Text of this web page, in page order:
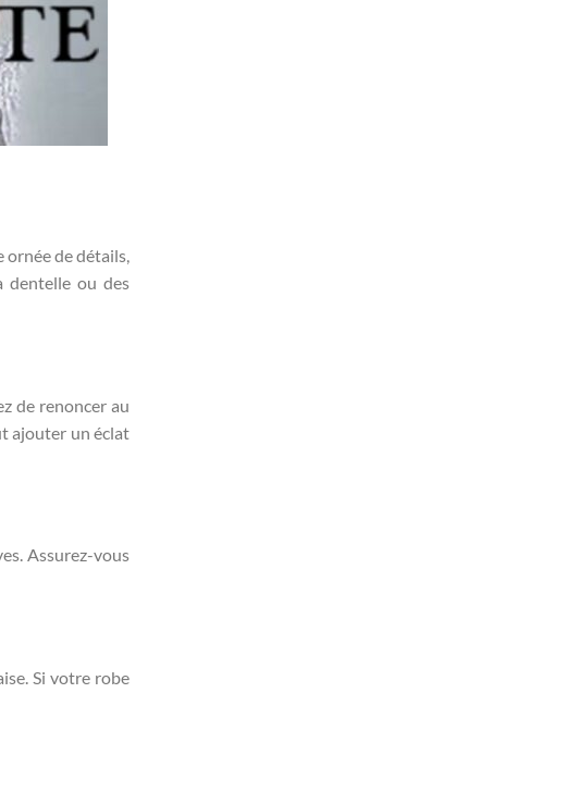
de détails,
dentelle ou des
de renoncer au
ajouter un éclat
Assurez-vous
Si votre robe